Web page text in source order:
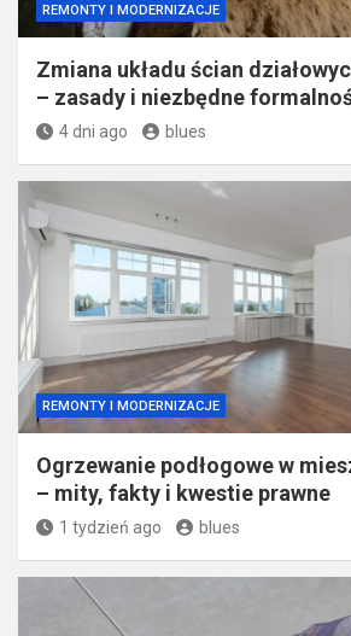
REMONTY I MODERNIZACJE
Zmiana układu ścian
– zasady i niezbędne
4 dni ago blues
REMONTY I MODERNIZACJE
Ogrzewanie podłogowe w
– mity, fakty i kwestie prawne
1 tydzień ago blues